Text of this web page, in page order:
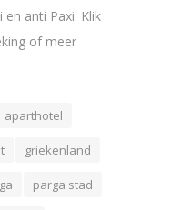
en anti Paxi. Klik
of meer
aparthotel
griekenland
parga stad